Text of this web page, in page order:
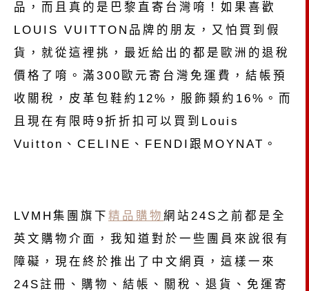
品，而且真的是巴黎直寄台灣唷！如果喜歡
LOUIS VUITTON品牌的朋友，又怕買到假
貨，就從這裡挑，最近給出的都是歐洲的退稅
價格了唷。滿300歐元寄台灣免運費，結帳預
收關稅，皮革包鞋約12%，服飾類約16%。而
且現在有限時9折折扣可以買到Louis
Vuitton、CELINE、FENDI跟MOYNAT。
LVMH集團旗下 精品購物 網站24S之前都是全
英文購物介面，我知道對於一些團員來說很有
障礙，現在終於推出了中文網頁，這樣一來
24S註冊、購物、結帳、關稅、退貨、免運寄